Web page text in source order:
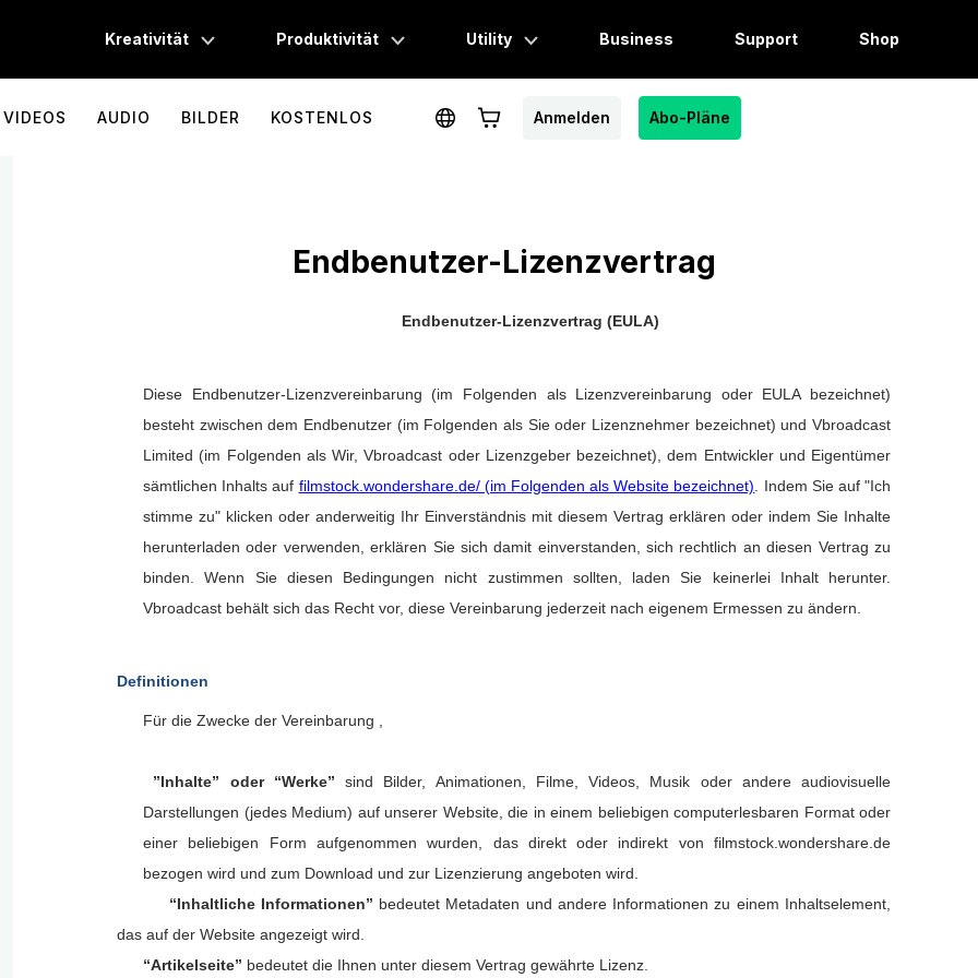
Kreativität
Für mehr Kreativität
High-Speed-Medienkonvertierung
PixStudio
Online-Grafikdesign
Filmstock
Entdecken
Produktivität
Für mehr Produktivität
Document Cloud
Cloud-basiertes Dokumentenmanagement
EdrawMax
Mockitt
Schnelle Layouterstellung
EdrawMind
Übersicht
Dokument
Diagramm & Design
Utility
Für den alltäglichen Gebrauch
Dr.Fone
Mobile Geräteverwaltung
FamiSafe
MobileTrans
Mobile Datenübertragung
Repairit
Videoreparatur
WhatsApp Übertragen
Telefon-Rettung
Nein zu Cybermobbing!
Business Support Shop
VIDEOS AUDIO BILDER KOSTENLOS Anmelden Abo-Pläne
Endbenutzer-Lizenzvertrag
Endbenutzer-Lizenzvertrag (EULA)
Diese Endbenutzer-Lizenzvereinbarung (im Folgenden als Lizenzvereinbarung oder EULA bezeichnet)
besteht zwischen dem Endbenutzer (im Folgenden als Sie oder Lizenznehmer bezeichnet) und Vbroadcast
Limited (im Folgenden als Wir, Vbroadcast oder Lizenzgeber bezeichnet), dem Entwickler und Eigentümer
sämtlichen Inhalts auf filmstock.wondershare.de/ (im Folgenden als Website bezeichnet) . Indem Sie auf "Ich
stimme zu" klicken oder anderweitig Ihr Einverständnis mit diesem Vertrag erklären oder indem Sie Inhalte
herunterladen oder verwenden, erklären Sie sich damit einverstanden, sich rechtlich an diesen Vertrag zu
binden. Wenn Sie diesen Bedingungen nicht zustimmen sollten, laden Sie keinerlei Inhalt herunter.
Vbroadcast behält sich das Recht vor, diese Vereinbarung jederzeit nach eigenem Ermessen zu ändern.
Definitionen
Für die Zwecke der Vereinbarung
”Inhalte” oder “Werke”
sind Bilder, Animationen, Filme, Videos, Musik oder andere audiovisuelle
Darstellungen (jedes Medium) auf unserer Website, die in einem beliebigen computerlesbaren Format oder
einer beliebigen Form aufgenommen wurden, das direkt oder indirekt von filmstock.wondershare.de
bezogen wird und zum Download und zur Lizenzierung angeboten wird.
“Inhaltliche Informationen” bedeutet Metadaten und andere Informationen zu einem Inhaltselement,
das auf der Website angezeigt wird.
“Artikelseite” bedeutet die Ihnen unter diesem Vertrag gewährte Lizenz.